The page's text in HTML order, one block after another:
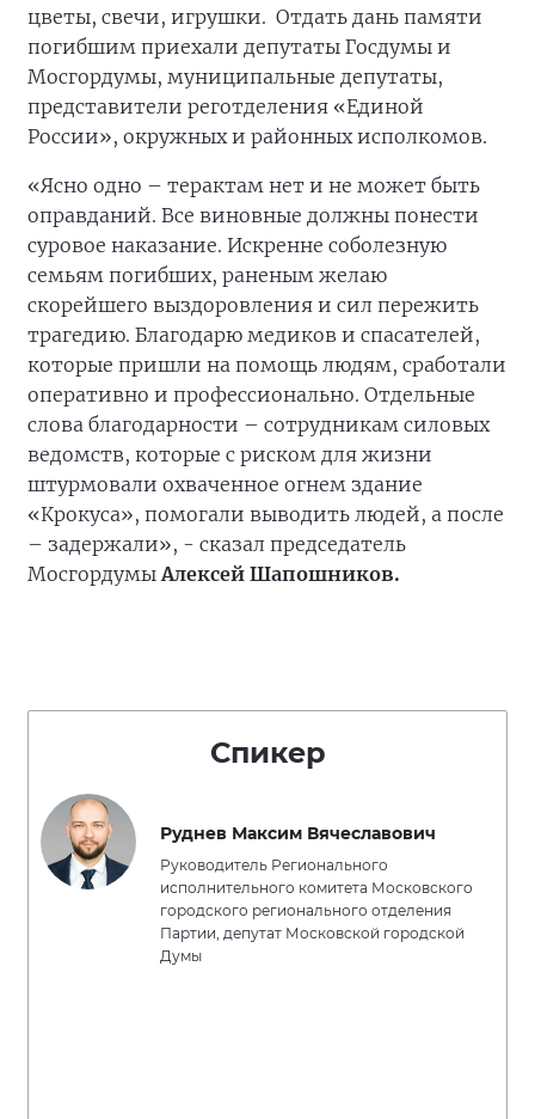
цветы, свечи, игрушки. Отдать дань памяти
погибшим приехали депутаты Госдумы и
Мосгордумы, муниципальные депутаты,
представители реготделения «Единой
России», окружных и районных исполкомов.
«Ясно одно – терактам нет и не может быть
оправданий. Все виновные должны понести
суровое наказание. Искренне соболезную
семьям погибших, раненым желаю
скорейшего выздоровления и сил пережить
трагедию. Благодарю медиков и спасателей,
которые пришли на помощь людям, сработали
оперативно и профессионально. Отдельные
слова благодарности – сотрудникам силовых
ведомств, которые с риском для жизни
штурмовали охваченное огнем здание
«Крокуса», помогали выводить людей, а после
– задержали», - сказал председатель
МосгордумыАлексей Шапошников.
Спикер
Руднев Максим Вячеславович
Руководитель Регионального
исполнительного комитета Московского
городского регионального отделения
Партии, депутат Московской городской
Думы